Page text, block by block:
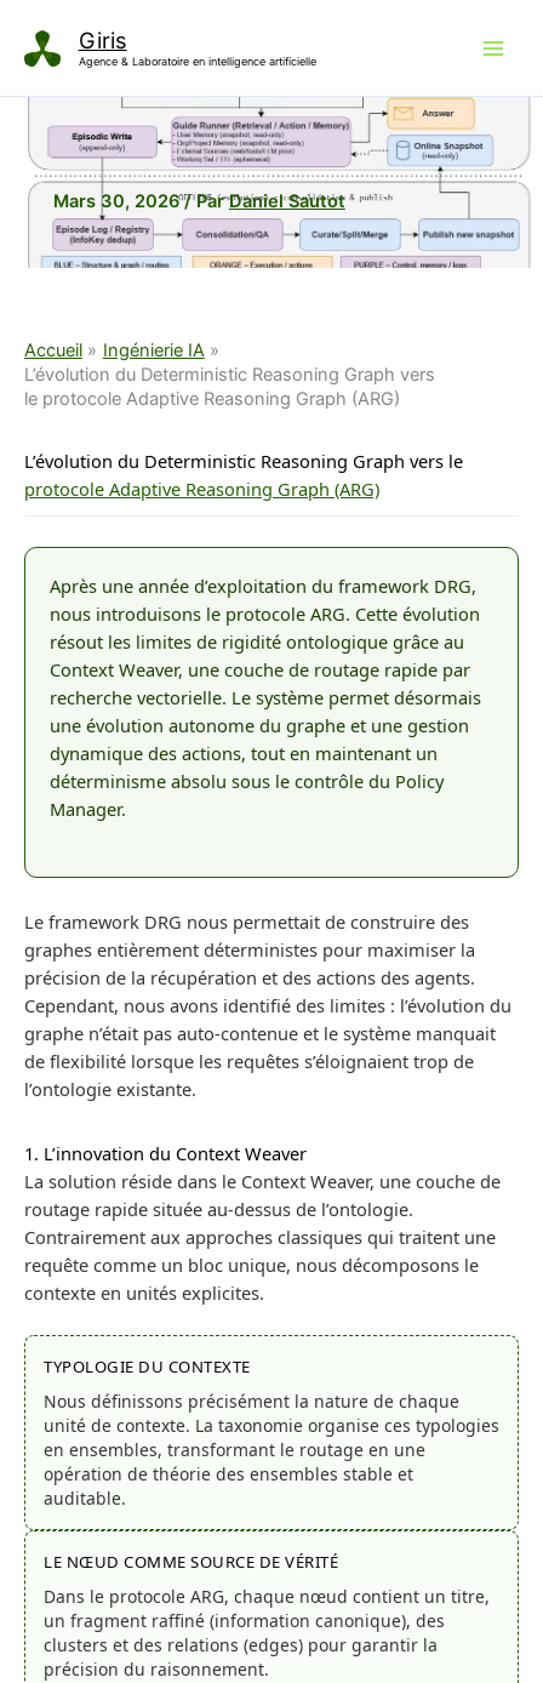
contenu
Giris
Agence & Laboratoire en intelligence artificielle
Mars 30, 2026/ ParDaniel Sautot
Accueil
Ingénierie IA
L’évolution du Deterministic Reasoning Graph vers
le protocole Adaptive Reasoning Graph (ARG)
L’évolution du Deterministic Reasoning Graph vers le
protocole Adaptive Reasoning Graph (ARG)
Après une année d’exploitation du framework DRG,
nous introduisons le protocole ARG. Cette évolution
résout les limites de rigidité ontologique grâce au
Context Weaver, une couche de routage rapide par
recherche vectorielle. Le système permet désormais
une évolution autonome du graphe et une gestion
dynamique des actions, tout en maintenant un
déterminisme absolu sous le contrôle du Policy
Manager.
Le framework DRG nous permettait de construire des
graphes entièrement déterministes pour maximiser la
précision de la récupération et des actions des agents.
Cependant, nous avons identifié des limites : l’évolution du
graphe n’était pas auto-contenue et le système manquait
de flexibilité lorsque les requêtes s’éloignaient trop de
l’ontologie existante.
1. L’innovation du Context Weaver
La solution réside dans le Context Weaver, une couche de
routage rapide située au-dessus de l’ontologie.
Contrairement aux approches classiques qui traitent une
requête comme un bloc unique, nous décomposons le
contexte en unités explicites.
TYPOLOGIE DU CONTEXTE
Nous définissons précisément la nature de chaque
unité de contexte. La taxonomie organise ces typologies
en ensembles, transformant le routage en une
opération de théorie des ensembles stable et
auditable.
LE NŒUD COMME SOURCE DE VÉRITÉ
Dans le protocole ARG, chaque nœud contient un titre,
un fragment raffiné (information canonique), des
clusters et des relations (edges) pour garantir la
précision du raisonnement.